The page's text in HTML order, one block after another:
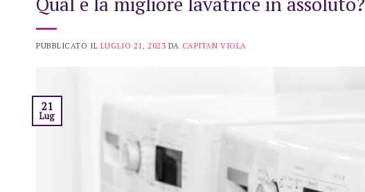
PUBBLICATO IL LUGLIO 21, 2023 DA CAPITAN VIOLA
21
Lug